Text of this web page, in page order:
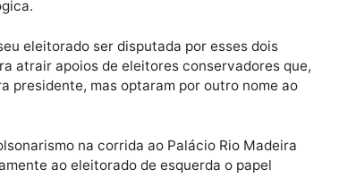
eleitorado bolsonarista do interior
vêm consolidando suas pré-
de seu eleitorado ser disputada por esses